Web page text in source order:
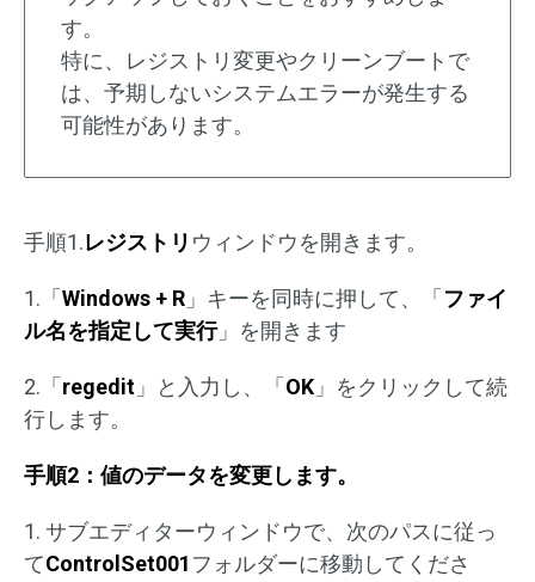
す。
特に、レジストリ変更やクリーンブートで
は、予期しないシステムエラーが発生する
可能性があります。
手順1.レジストリ ウィンドウを開きます。
1.「 Windows + R 」キーを同時に押して、「 ファイ
ル名を指定して実行」を開きます
2.「 regedit 」と入力し、「 OK 」をクリックして続
行します。
手順2：値のデータを変更します。
1. サブエディターウィンドウで、次のパスに従っ
てControlSet001 フォルダーに移動してくださ